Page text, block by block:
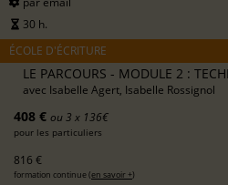
30 h.
ÉCOLE D'ÉCRITURE
LE PARCOURS - MODULE 2 :
avec Isabelle Agert, Isabelle Rossignol
408 € ou 3 x 136€
pour les particuliers
816 €
formation continue (en savoir +)